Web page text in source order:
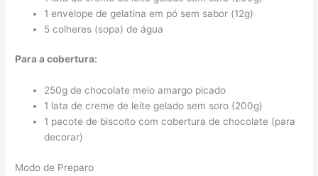
1 envelope de gelatina em pó sem sabor (12g)
5 colheres (sopa) de água
Para a cobertura:
250g de chocolate meio amargo picado
1 lata de creme de leite gelado sem soro (200g)
1 pacote de biscoito com cobertura de chocolate (para
decorar)
Modo de Preparo